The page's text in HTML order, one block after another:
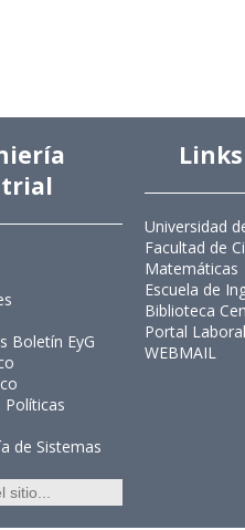
Boletín EyG
Políticas
de Sistemas
Universidad
Facultad de
Matemáticas
Escuela de
Biblioteca
Portal Laboral
WEBMAIL